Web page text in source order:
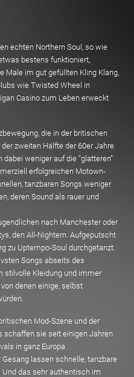
echten Northern Soul, so wie
bestens funktioniert,
Male im gut gefüllten Kling Klang,
wie Twisted Wheel in
Casino zum Leben erweckt
die in der britischen
zweiten Hälfte der 60er Jahre
weniger auf die “glatteren”
erfolgreichen Motown-
tanzbaren Songs weniger
deren Sound als rauer und
nach Manchester oder
den All-Nightern. Aufgeputscht
zu Uptempo-Soul durchgetanzt.
Songs abseits des
stilvolle Kleidung und immer
denen einige, selbst
Mod-Szene und der
schaffen sie seit einigen Jahren
in ganz Europa.
lassen schnelle, tanzbare
Und das sehr authentisch im